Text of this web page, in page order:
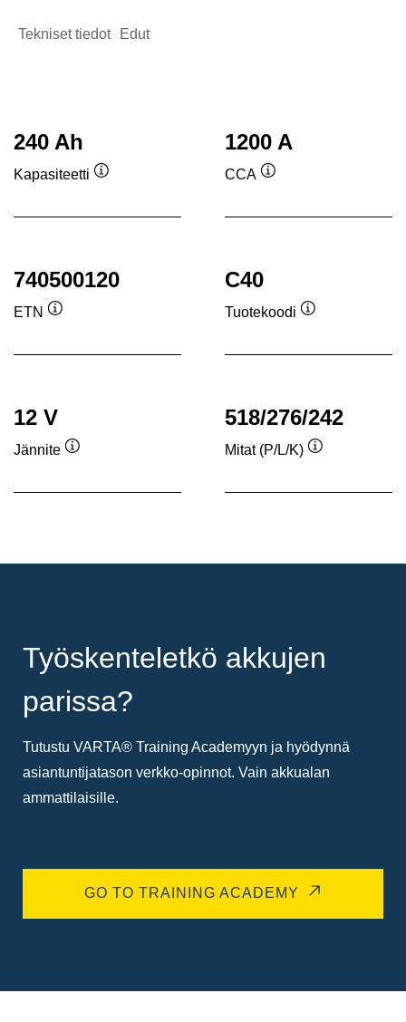
Tekniset tiedot Edut
240 Ah
Kapasiteetti
1200 A
CCA
740500120
ETN
C40
Tuotekoodi
12 V
Jännite
518/276/242
Mitat (P/L/K)
Työskenteletkö akkujen
parissa?
Tutustu VARTA® Training Academyyn ja hyödynnä
asiantuntijatason verkko-opinnot. Vain akkualan
ammattilaisille.
GO TO TRAINING ACADEMY